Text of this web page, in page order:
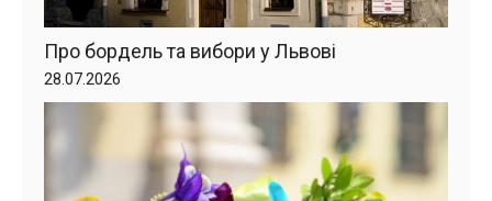
Про бордель та вибори у Львові
28.07.2026